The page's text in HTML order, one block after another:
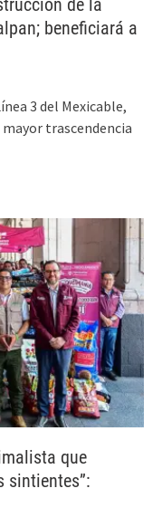
de la
beneficiará a
3 del Mexicable,
trascendencia
que
sintientes”: